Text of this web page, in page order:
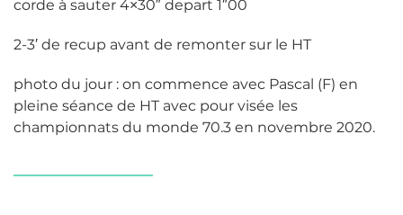
corde à sauter 4×30″ depart 1″00
2-3′ de recup avant de remonter sur le HT
photo du jour : on commence avec Pascal (F) en
pleine séance de HT avec pour visée les
championnats du monde 70.3 en novembre 2020.